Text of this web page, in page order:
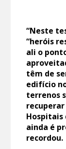
“Neste
“heróis
ali o
têm de
edifício
terrenos
Hospitais
ainda é
recordou.